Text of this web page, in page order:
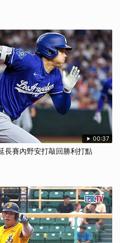
00:37
長賽內野安打敲回勝利打點